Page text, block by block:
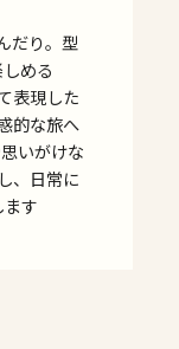
だり。型
める
表現した
的な旅へ
いがけな
、日常に
ます